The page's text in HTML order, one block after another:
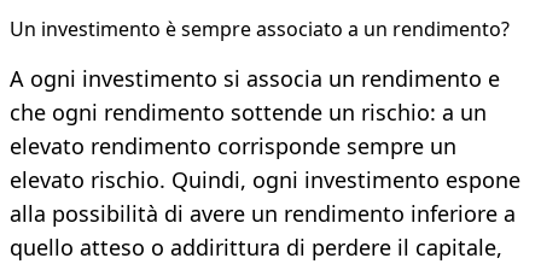
Un investimento è sempre associato a un rendimento?
A ogni investimento si associa un rendimento e
che ogni rendimento sottende un rischio: a un
elevato rendimento corrisponde sempre un
elevato rischio. Quindi, ogni investimento espone
alla possibilità di avere un rendimento inferiore a
quello atteso o addirittura di perdere il capitale,